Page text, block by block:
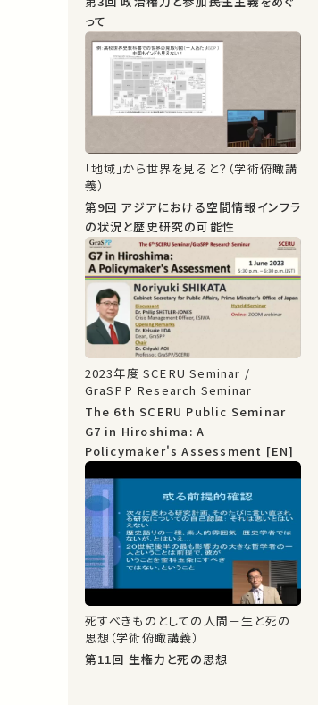
って
「地域」から世界を見ると？（学術俯瞰講
義）
第9回 アジアにおける空間情報インフラ
の状況と歴史研究の可能性
2023年度 SCERU Seminar /
GraSPP Research Seminar
The 6th SCERU Public Seminar
G7 in Hiroshima: A
Policymaker's Assessment [EN]
死すべきものとしての人間－生と死の
思想（学術俯瞰講義）
第11回 生権力と死の思想